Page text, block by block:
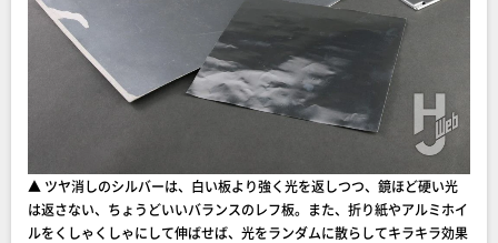
▲ ツヤ消しのシルバーは、白い板より強く光を返しつつ、鏡ほど硬い光
は返さない、ちょうどいいバランスのレフ板。また、折り紙やアルミホイ
ルをくしゃくしゃにして伸ばせば、光をランダムに散らしてキラキラ効果